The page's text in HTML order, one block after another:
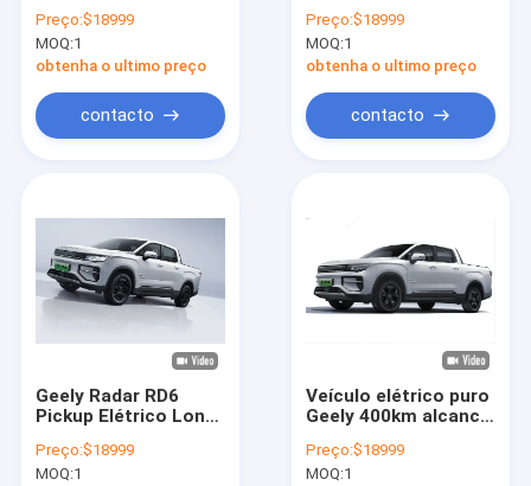
Produtos
Vídeos
Veículos de Nova
Energia
Preço:$18999
MOQ:1
obtenha o ultimo preço
contacto
6 rápido 480 km
Preço:$18999
MOQ:1
obtenha o ultimo preço
contacto
Geely Radar RD6
Pickup Elétrico Long
Veículos de Nova
Energia
Preço:$18999
MOQ:1
Veículo elétrico puro
Geely 400km alcance
carregamento rápido
0,5 horas
Preço:$18999
MOQ:1